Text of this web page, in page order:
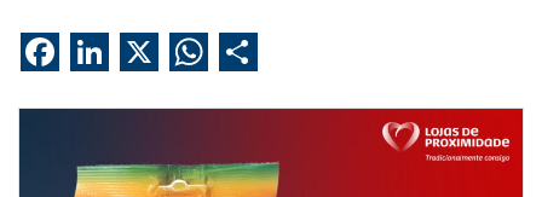
FacebookLinkedIn WhatsApp